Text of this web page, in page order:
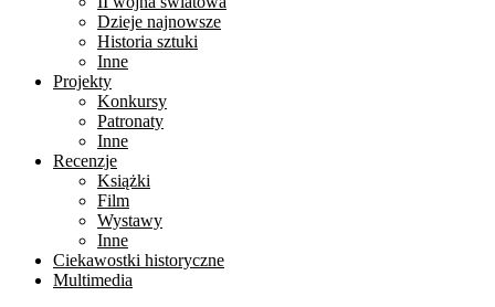
Dzieje najnowsze
Historia sztuki
Inne
Projekty
Konkursy
Patronaty
Inne
Recenzje
Książki
Film
Wystawy
Inne
Ciekawostki historyczne
Multimedia